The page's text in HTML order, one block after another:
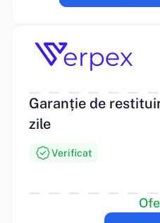
Garanție de
zile
Verificat